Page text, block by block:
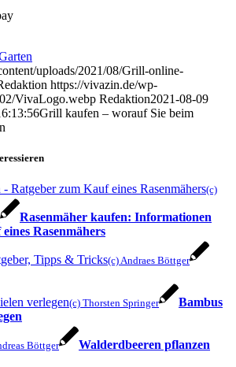
uploads/2021/08/Grill-online-
https://vivazin.de/wp-
VivaLogo.webp Redaktion2021-08-09
Grill kaufen – worauf Sie beim
(c)
Rasenmäher kaufen: Informationen
Rasenmähers
(c) Andraes Böttger
(c) Thorsten Springer
Bambus
Böttger
Walderdbeeren pflanzen